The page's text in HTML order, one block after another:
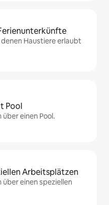
Haustiere erlaubt
Pool
einen Pool.
Arbeitsplätzen
einen speziellen